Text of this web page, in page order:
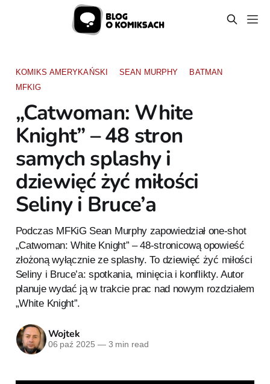
KOMIKS AMERYKAŃSKI SEAN MURPHY
BATMAN
MFKIG
„Catwoman: White
Knight” – 48 stron
samych splashy i
dziewięć żyć miłości
Seliny i Bruce’a
Podczas MFKiG Sean Murphy zapowiedział one-shot
„Catwoman: White Knight” – 48-stronicową opowieść
złożoną wyłącznie ze splashy. To dziewięć żyć miłości
Seliny i Bruce’a: spotkania, minięcia i konflikty. Autor
planuje wydać ją w trakcie prac nad nowym rozdziałem
„White Knight”.
Wojtek
06 paź 2025 —3 min read